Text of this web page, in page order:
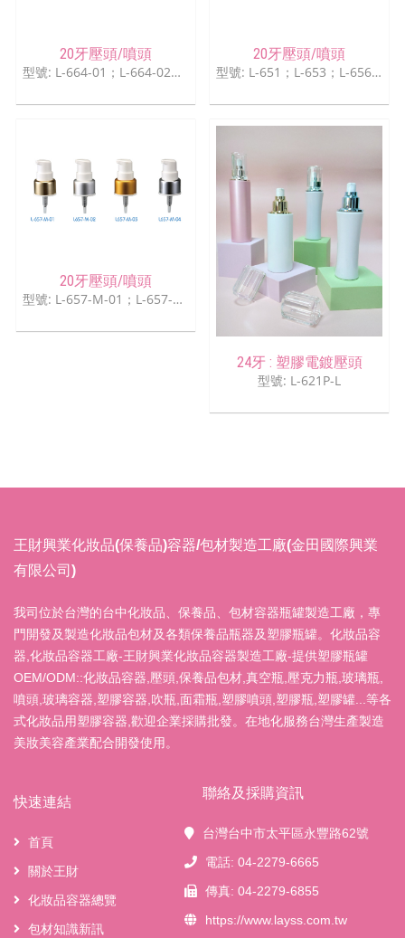
20牙壓頭/噴頭
型號: L-664-01；L-664-02；L-664-03；L-664-04；L-664-B
20牙壓頭/噴頭
型號: L-651；L-653；L-656；L-657-M；L-664
20牙壓頭/噴頭
型號: L-657-M-01；L-657-M-02；L-657-M-03；L-657-M-04
24牙 : 塑膠電鍍壓頭
型號: L-621P-L
王財興業化妝品(保養品)容器/包材製造工廠(金田國際興業
有限公司)
我司位於台灣的台中化妝品、保養品、包材容器瓶罐製造工廠，專
門開發及製造化妝品包材及各類保養品瓶器及塑膠瓶罐。化妝品容
器,化妝品容器工廠-王財興業化妝品容器製造工廠-提供塑膠瓶罐
OEM/ODM::化妝品容器,壓頭,保養品包材,真空瓶,壓克力瓶,玻璃瓶,
噴頭,玻璃容器,塑膠容器,吹瓶,面霜瓶,塑膠噴頭,塑膠瓶,塑膠罐...等各
式化妝品用塑膠容器,歡迎企業採購批發。在地化服務台灣生產製造
美妝美容產業配合開發使用。
快速連結
首頁
關於王財
化妝品容器總覽
包材知識新訊
聯絡及採購資訊
台灣台中市太平區永豐路62號
電話: 04-2279-6665
傳真: 04-2279-6855
https://www.layss.com.tw